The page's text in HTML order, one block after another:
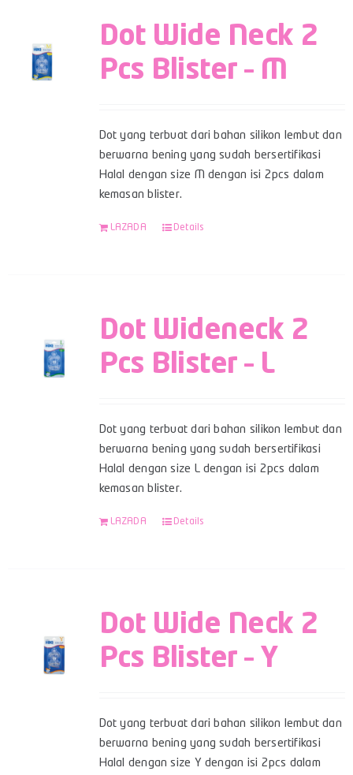
Dot Wide Neck 2
Pcs Blister – M
Dot yang terbuat dari bahan silikon lembut dan
berwarna bening yang sudah bersertifikasi
Halal dengan size M dengan isi 2pcs dalam
kemasan blister.
LAZADA Details
Dot Wideneck 2
Pcs Blister – L
Dot yang terbuat dari bahan silikon lembut dan
berwarna bening yang sudah bersertifikasi
Halal dengan size L dengan isi 2pcs dalam
kemasan blister.
LAZADA Details
Dot Wide Neck 2
Pcs Blister – Y
Dot yang terbuat dari bahan silikon lembut dan
berwarna bening yang sudah bersertifikasi
Halal dengan size Y dengan isi 2pcs dalam